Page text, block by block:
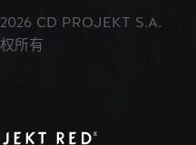
CD PROJEKT S.A.
所有